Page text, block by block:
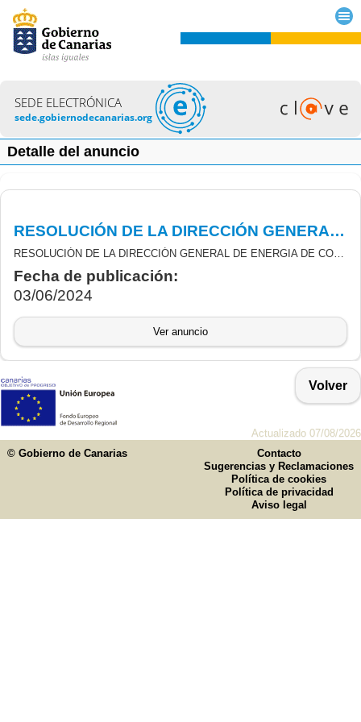
SEDE ELECTRÓNICA
sede.gobiernodecanarias.org
Detalle del anuncio
RESOLUCIÓN DE LA DIRECCIÓN GENERAL DE ENERGIA DE CONCESIÓN DEFINITIVA DE SUBVENCIONESDE INCENTIVOS LIGADOS AL AUTOCONSUMO Y AL ALMACENAMIENTO CON FUENTES DE ENERGÍA RENOVABLES
RESOLUCIÓN DE LA DIRECCIÓN GENERAL DE ENERGIA DE CONCESIÓN DEFINITIVA DE SUBVENCIONES DERIVADAS DEL REAL DECRETO 477/2021, DE 29 DE JUNIO, POR EL QUE SE REGULAN LOS PROGRAMAS DE INCENTIVOS LIGADOS AL AUTOCONSUMO Y AL ALMACENAMIENTO CON FUENTES DE ENERGÍA RENOVABLES, ASÍ COMO IMPLANTACIÓN DE SISTEMAS RENOVABLES TÉRMICOS EN EL SECTOR RESIDENCIAL, EN EL MARCO DEL PLAN DE RECUPERACIÓN, TRANSFORMACIÓN Y RESILIENCIA (PRTR).
Fecha de publicación:
03/06/2024
Ver anuncio
Volver
Actualizado 07/08/2026
© Gobierno de Canarias
Contacto
Sugerencias y Reclamaciones
Política de cookies
Política de privacidad
Aviso legal